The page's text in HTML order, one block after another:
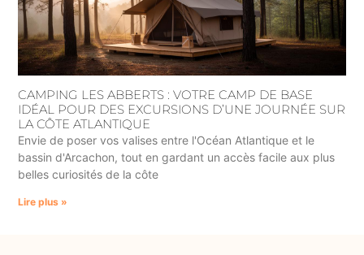
CAMPING LES ABBERTS : VOTRE CAMP DE BASE
IDÉAL POUR DES EXCURSIONS D’UNE JOURNÉE SUR
LA CÔTE ATLANTIQUE
Envie de poser vos valises entre l'Océan Atlantique et le
bassin d'Arcachon, tout en gardant un accès facile aux plus
belles curiosités de la côte
Lire plus »